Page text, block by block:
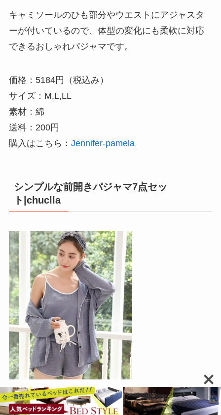
キャミソールのひも部分やウエストにアジャスタ
ーが付いているので、体型の変化にも柔軟に対応
できるおしゃれパジャマです。
価格：5184円（税込み）
サイズ：M,L,LL
素材：綿
送料：200円
購入はこちら： Jennifer-pamela
シンプルな前開きパジャマ7点セッ
ト|chuclla
上着、キャミソール、ズボン2種類（ショート・ロ